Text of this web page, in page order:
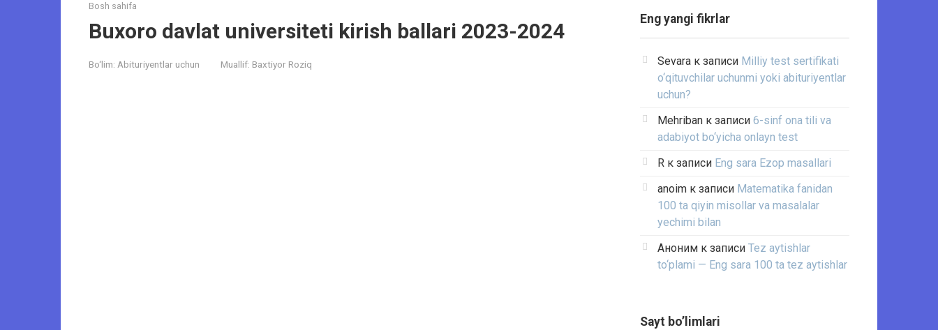
Bosh sahifa
Buxoro davlat universiteti kirish ballari 2023-2024
Bo‘lim: Abituriyentlar uchun Muallif: Baxtiyor Roziq
Eng yangi fikrlar
Sevara к записи Milliy test sertifikati
o‘qituvchilar uchunmi yoki abituriyentlar
uchun?
Mehriban к записи 6-sinf ona tili va
adabiyot bo‘yicha onlayn test
R к записи Eng sara Ezop masallari
anoim к записи Matematika fanidan
100 ta qiyin misollar va masalalar
yechimi bilan
Аноним к записи Tez aytishlar
to‘plami — Eng sara 100 ta tez aytishlar
Sayt bo’limlari